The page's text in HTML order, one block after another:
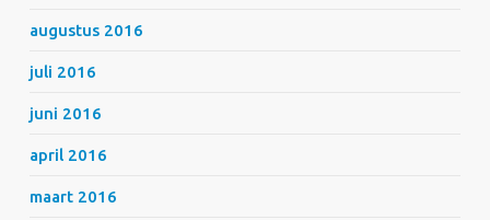
augustus 2016
juli 2016
juni 2016
april 2016
maart 2016